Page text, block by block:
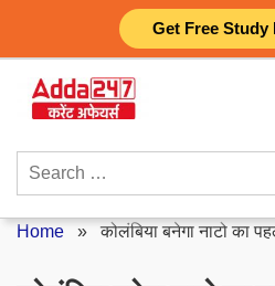
Get Free Study
content
Search
Home »कोलंबिया बनेगा नाटो का